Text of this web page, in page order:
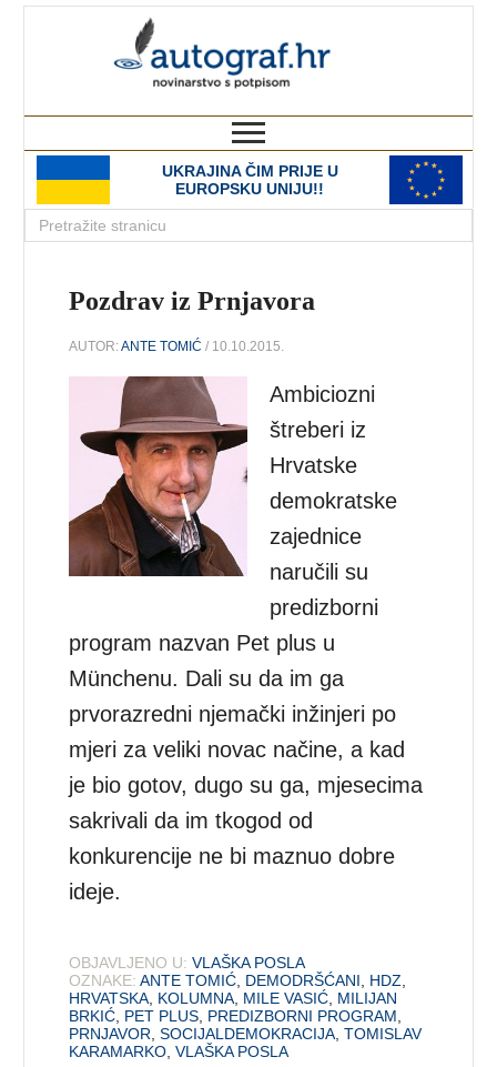
UKRAJINA ČIM PRIJE U
EUROPSKU UNIJU!!
Pozdrav iz Prnjavora
AUTOR:ANTE TOMIĆ / 10.10.2015.
Ambiciozni
štreberi iz
Hrvatske
demokratske
zajednice
naručili su
predizborni
program nazvan Pet plus u
Münchenu. Dali su da im ga
prvorazredni njemački inžinjeri po
mjeri za veliki novac načine, a kad
je bio gotov, dugo su ga, mjesecima
sakrivali da im tkogod od
konkurencije ne bi maznuo dobre
ideje.
OBJAVLJENO U: VLAŠKA POSLA
OZNAKE: ANTE TOMIĆ DEMODRŠĆANI HDZ
HRVATSKA KOLUMNA MILE VASIĆ MILIJAN
BRKIĆ PET PLUS PREDIZBORNI PROGRAM
PRNJAVOR ,SOCIJALDEMOKRACIJA ,TOMISLAV
KARAMARKO ,VLAŠKA POSLA